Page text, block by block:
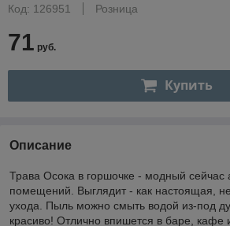
Код: 126951
Розница
71 руб.
Купить
Описание
Трава Осока в горшочке - модный сейчас
помещений. Выглядит - как настоящая,
ухода. Пыль можно смыть водой из-под
красиво! Отлично впишется в баре, кафе